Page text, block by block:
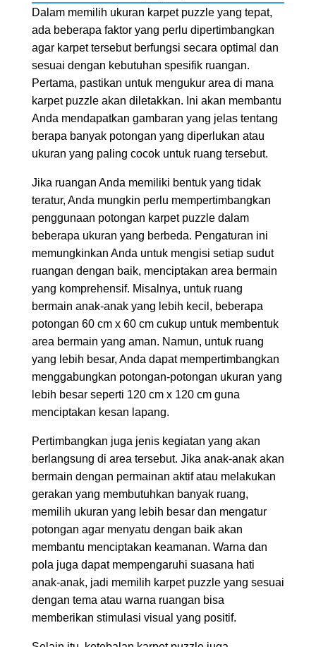
Dalam memilih ukuran karpet puzzle yang tepat,
ada beberapa faktor yang perlu dipertimbangkan
agar karpet tersebut berfungsi secara optimal dan
sesuai dengan kebutuhan spesifik ruangan.
Pertama, pastikan untuk mengukur area di mana
karpet puzzle akan diletakkan. Ini akan membantu
Anda mendapatkan gambaran yang jelas tentang
berapa banyak potongan yang diperlukan atau
ukuran yang paling cocok untuk ruang tersebut.
Jika ruangan Anda memiliki bentuk yang tidak
teratur, Anda mungkin perlu mempertimbangkan
penggunaan potongan karpet puzzle dalam
beberapa ukuran yang berbeda. Pengaturan ini
memungkinkan Anda untuk mengisi setiap sudut
ruangan dengan baik, menciptakan area bermain
yang komprehensif. Misalnya, untuk ruang
bermain anak-anak yang lebih kecil, beberapa
potongan 60 cm x 60 cm cukup untuk membentuk
area bermain yang aman. Namun, untuk ruang
yang lebih besar, Anda dapat mempertimbangkan
menggabungkan potongan-potongan ukuran yang
lebih besar seperti 120 cm x 120 cm guna
menciptakan kesan lapang.
Pertimbangkan juga jenis kegiatan yang akan
berlangsung di area tersebut. Jika anak-anak akan
bermain dengan permainan aktif atau melakukan
gerakan yang membutuhkan banyak ruang,
memilih ukuran yang lebih besar dan mengatur
potongan agar menyatu dengan baik akan
membantu menciptakan keamanan. Warna dan
pola juga dapat mempengaruhi suasana hati
anak-anak, jadi memilih karpet puzzle yang sesuai
dengan tema atau warna ruangan bisa
memberikan stimulasi visual yang positif.